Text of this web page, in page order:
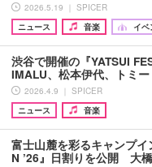
2026.5.19 ｜ SPICER
ニュース
音楽 イ
渋谷で開催の『YATSUI
IMALU、松本伊代、トミ
2026.4.9 ｜ SPICER
ニュース
音楽
富⼠⼭麓を彩るキャンプ
N ’26』日割りを公開 大